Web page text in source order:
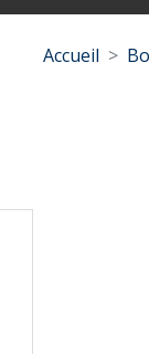
Accueil